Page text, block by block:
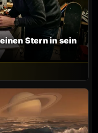
Stern in sein